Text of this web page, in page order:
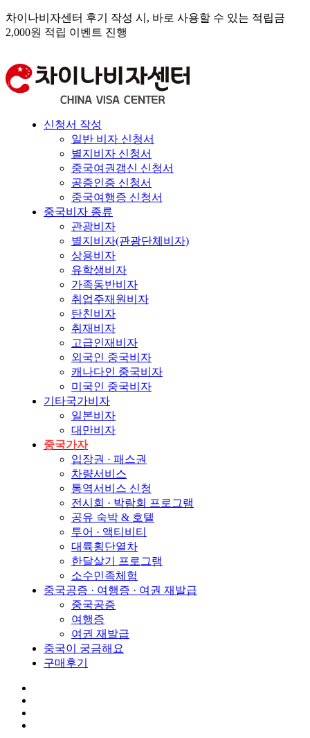
차이나비자센터 후기 작성 시, 바로 사용할 수 있는 적립금
2,000원 적립 이벤트 진행
신청서 작성
일반 비자 신청서
별지비자 신청서
중국여권갱신 신청서
공증인증 신청서
중국여행증 신청서
중국비자 종류
관광비자
별지비자(관광단체비자)
상용비자
유학생비자
가족동반비자
취업주재원비자
탄친비자
취재비자
고급인재비자
외국인 중국비자
캐나다인 중국비자
미국인 중국비자
기타국가비자
일본비자
대만비자
중국가자
입장권 · 패스권
차량서비스
통역서비스 신청
전시회 · 박람회 프로그램
공유 숙박 & 호텔
투어 · 액티비티
대륙횡단열차
한달살기 프로그램
소수민족체험
중국공증 · 여행증 · 여권 재발급
중국공증
여행증
여권 재발급
중국이 궁금해요
구매후기